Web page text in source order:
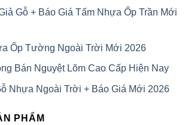
Gỗ + Báo Giá Tấm Nhựa Ốp Trần Mới
Ốp Tường Ngoài Trời Mới 2026
Bán Nguyệt Lõm Cao Cấp Hiện Nay
Nhựa Ngoài Trời + Báo Giá Mới 2026
PHẨM